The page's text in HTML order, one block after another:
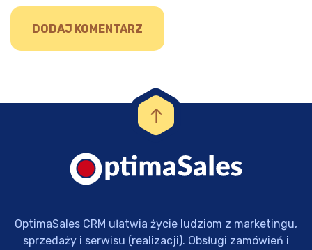
OptimaSales CRM ułatwia życie ludziom z marketingu,
sprzedaży i serwisu (realizacji). Obsługi zamówień i